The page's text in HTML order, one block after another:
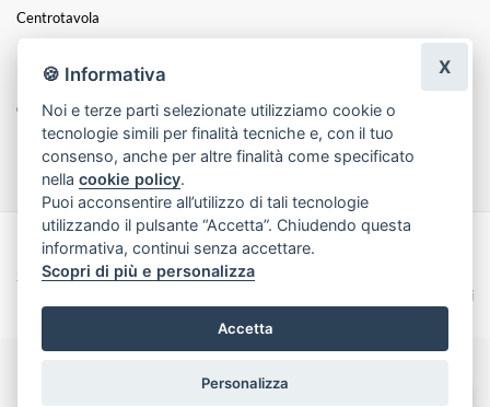
Centrotavola
Funebre
Laurea
Coroncine
Festa Della Mamma
Made with byInfoser.it- Realizzazione Siti ecommerce per Fioristi
2026
Termini e Condizioni
🍪 Informativa
Noi e terze parti selezionate utilizziamo cookie o
tecnologie simili per finalità tecniche e, con il tuo
consenso, anche per altre finalità come specificato
nellacookie policy.
Puoi acconsentire all’utilizzo di tali tecnologie
utilizzando il pulsante “Accetta”. Chiudendo questa
informativa, continui senza accettare.
Scopri di più e personalizza
Accetta
Personalizza
X